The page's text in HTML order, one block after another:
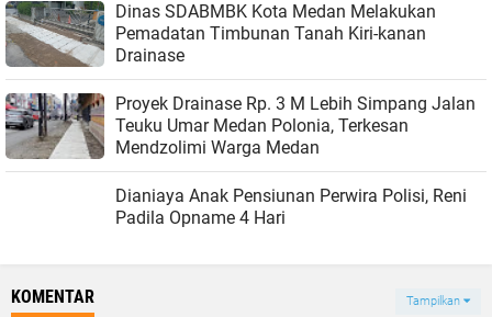
Dinas SDABMBK Kota Medan Melakukan
Pemadatan Timbunan Tanah Kiri-kanan
Drainase
Proyek Drainase Rp. 3 M Lebih Simpang Jalan
Teuku Umar Medan Polonia, Terkesan
Mendzolimi Warga Medan
Dianiaya Anak Pensiunan Perwira Polisi, Reni
Padila Opname 4 Hari
KOMENTAR Tampilkan